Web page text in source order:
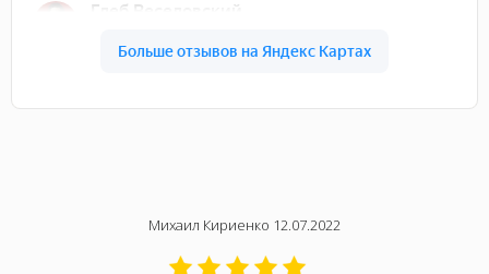
Михаил Кириенко 12.07.2022